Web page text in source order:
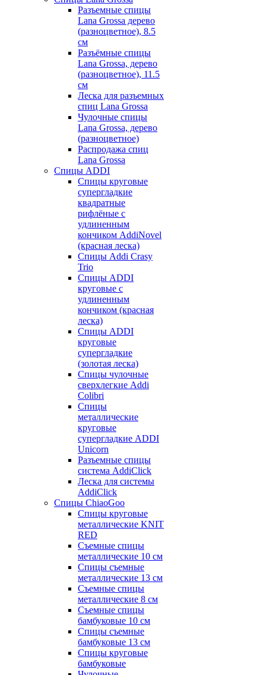
Разъемные спицы
Lana Grossa дерево
(разноцветное), 8.5
см
Разъёмные спицы
Lana Grossa, дерево
(разноцветное), 11.5
см
Леска для разъемных
спиц Lana Grossa
Чулочные спицы
Lana Grossa, дерево
(разноцветное)
Распродажа спиц
Lana Grossa
Спицы ADDI
Спицы круговые
супергладкие
квадратные
рифлёные с
удлиненным
кончиком AddiNovel
(красная леска)
Спицы Addi Crasy
Trio
Спицы ADDI
круговые с
удлиненным
кончиком (красная
леска)
Спицы ADDI
круговые
супергладкие
(золотая леска)
Спицы чулочные
сверхлегкие Addi
Colibri
Спицы
металлические
круговые
супергладкие ADDI
Unicorn
Разъемные спицы
система AddiClick
Леска для системы
AddiClick
Спицы ChiaoGoo
Спицы круговые
металлические KNIT
RED
Съемные спицы
металлические 10 см
Спицы съемные
металлические 13 см
Съемные спицы
металлические 8 см
Съемные спицы
бамбуковые 10 см
Спицы съемные
бамбуковые 13 см
Спицы круговые
бамбуковые